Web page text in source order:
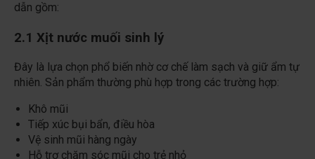
dẫn gồm:
2.1 Xịt nước muối sinh lý
Đây là lựa chọn phổ biến nhờ cơ chế làm sạch và giữ ẩm tự
nhiên. Sản phẩm thường phù hợp trong các trường hợp:
Khô mũi
Tiếp xúc bụi bẩn, điều hòa
Vệ sinh mũi hàng ngày
Hỗ trợ chăm sóc mũi cho trẻ nhỏ